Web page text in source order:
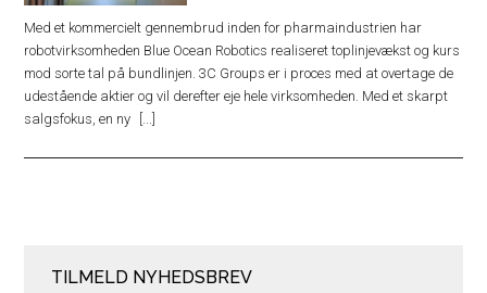
Med et kommercielt gennembrud inden for pharmaindustrien har
robotvirksomheden Blue Ocean Robotics realiseret toplinjevækst og kurs
mod sorte tal på bundlinjen. 3C Groups er i proces med at overtage de
udestående aktier og vil derefter eje hele virksomheden. Med et skarpt
salgsfokus, en ny
TILMELD NYHEDSBREV